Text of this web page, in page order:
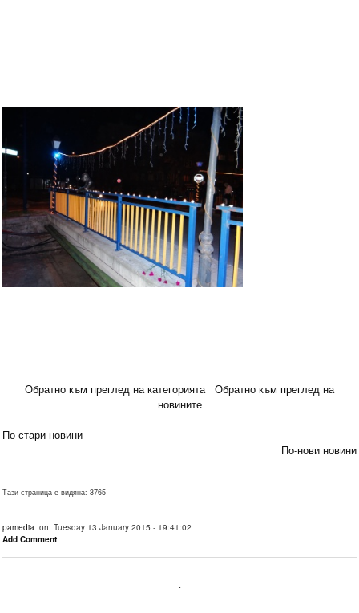
Обратно към преглед на категорията
Обратно към преглед на
новините
По-стари новини
По-нови новини
Тази страница е видяна: 3765
pamedia on Tuesday 13 January 2015 - 19:41:02
Add Comment
.